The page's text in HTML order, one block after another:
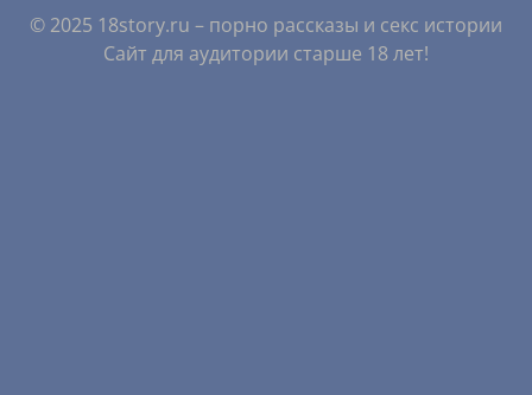
© 2025 18story.ru – порно рассказы и секс истории
Сайт для аудитории старше 18 лет!